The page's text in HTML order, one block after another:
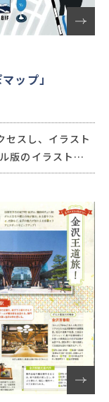
ップ」
スし、イラスト
版のイラストマ
ができるイラスト
流データも取得で
サポートします。